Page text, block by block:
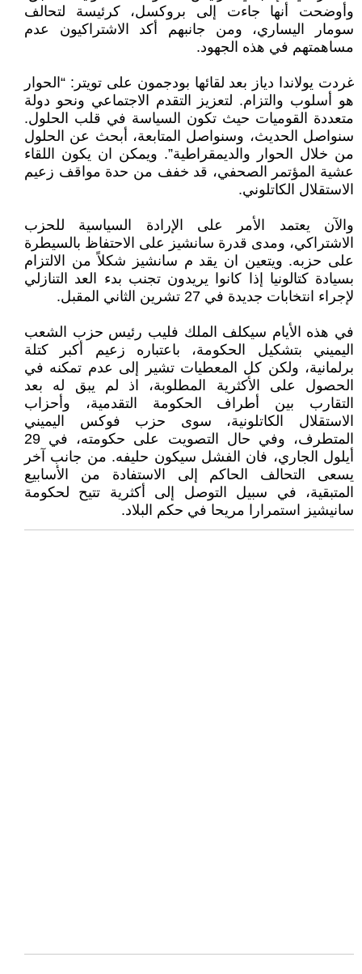
وأوضحت أنها جاءت إلى بروكسل، كرئيسة لتحالف
سومار اليساري، ومن جانبهم أكد الاشتراكيون عدم
مساهمتهم في هذه الجهود.
غردت يولاندا دياز بعد لقائها بودجمون على تويتر: “الحوار
هو أسلوب والتزام. لتعزيز التقدم الاجتماعي ونحو دولة
متعددة القوميات حيث تكون السياسة في قلب الحلول.
سنواصل الحديث، وسنواصل المتابعة، أبحث عن الحلول
من خلال الحوار والديمقراطية”. ويمكن ان يكون اللقاء
عشية المؤتمر الصحفي، قد خفف من حدة مواقف زعيم
الاستقلال الكاتلوني.
والآن يعتمد الأمر على الإرادة السياسية للحزب
الاشتراكي، ومدى قدرة سانشيز على الاحتفاظ بالسيطرة
على حزبه. ويتعين ان يقد م سانشيز شكلاً من الالتزام
بسيادة كتالونيا إذا كانوا يريدون تجنب بدء العد التنازلي
لإجراء انتخابات جديدة في 27 تشرين الثاني المقبل.
في هذه الأيام سيكلف الملك فليب رئيس حزب الشعب
اليميني بتشكيل الحكومة، باعتباره زعيم أكبر كتلة
برلمانية، ولكن كل المعطيات تشير إلى عدم تمكنه في
الحصول على الأكثرية المطلوبة، اذ لم يبق له بعد
التقارب بين أطراف الحكومة التقدمية، وأحزاب
الاستقلال الكاتلونية، سوى حزب فوكس اليميني
المتطرف، وفي حال التصويت على حكومته، في 29
أيلول الجاري، فان الفشل سيكون حليفه. من جانب آخر
يسعى التحالف الحاكم إلى الاستفادة من الأسابيع
المتبقية، في سبيل التوصل إلى أكثرية تتيح لحكومة
سانيشيز استمرارا مريحا في حكم البلاد.